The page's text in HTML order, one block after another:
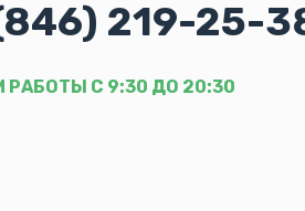
219-25-
С 9:30 ДО 20:30